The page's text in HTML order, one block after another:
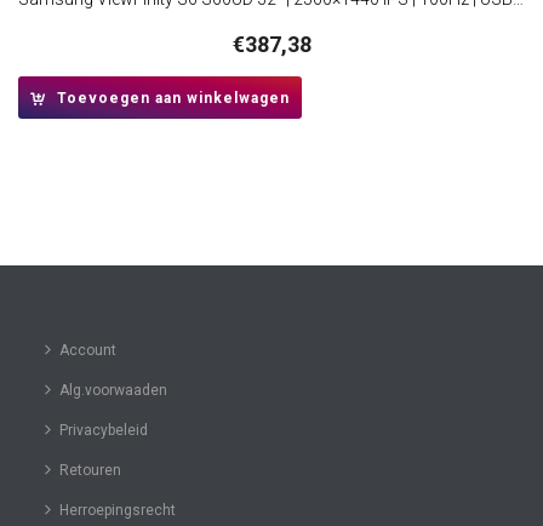
€387,38
Toevoegen aan winkelwagen
Account
Alg.voorwaaden
Privacybeleid
Retouren
Herroepingsrecht